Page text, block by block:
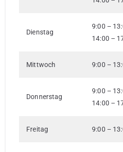
Dienstag
9:00 –
14:00 –
Mittwoch 9:00 –
Donnerstag
9:00 –
14:00 –
Freitag 9:00 –